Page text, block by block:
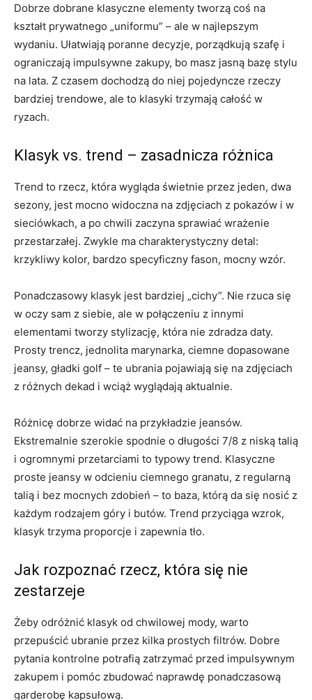
Dobrze dobrane klasyczne elementy tworzą coś na
kształt prywatnego „uniformu” – ale w najlepszym
wydaniu. Ułatwiają poranne decyzje, porządkują szafę i
ograniczają impulsywne zakupy, bo masz jasną bazę stylu
na lata. Z czasem dochodzą do niej pojedyncze rzeczy
bardziej trendowe, ale to klasyki trzymają całość w
ryzach.
Klasyk vs. trend – zasadnicza różnica
Trend to rzecz, która wygląda świetnie przez jeden, dwa
sezony, jest mocno widoczna na zdjęciach z pokazów i w
sieciówkach, a po chwili zaczyna sprawiać wrażenie
przestarzałej. Zwykle ma charakterystyczny detal:
krzykliwy kolor, bardzo specyficzny fason, mocny wzór.
Ponadczasowy klasyk jest bardziej „cichy”. Nie rzuca się
w oczy sam z siebie, ale w połączeniu z innymi
elementami tworzy stylizację, która nie zdradza daty.
Prosty trencz, jednolita marynarka, ciemne dopasowane
jeansy, gładki golf – te ubrania pojawiają się na zdjęciach
z różnych dekad i wciąż wyglądają aktualnie.
Różnicę dobrze widać na przykładzie jeansów.
Ekstremalnie szerokie spodnie o długości 7/8 z niską talią
i ogromnymi przetarciami to typowy trend. Klasyczne
proste jeansy w odcieniu ciemnego granatu, z regularną
talią i bez mocnych zdobień – to baza, którą da się nosić z
każdym rodzajem góry i butów. Trend przyciąga wzrok,
klasyk trzyma proporcje i zapewnia tło.
Jak rozpoznać rzecz, która się nie
zestarzeje
Żeby odróżnić klasyk od chwilowej mody, warto
przepuścić ubranie przez kilka prostych filtrów. Dobre
pytania kontrolne potrafią zatrzymać przed impulsywnym
zakupem i pomóc zbudować naprawdę ponadczasową
garderobę kapsułową.